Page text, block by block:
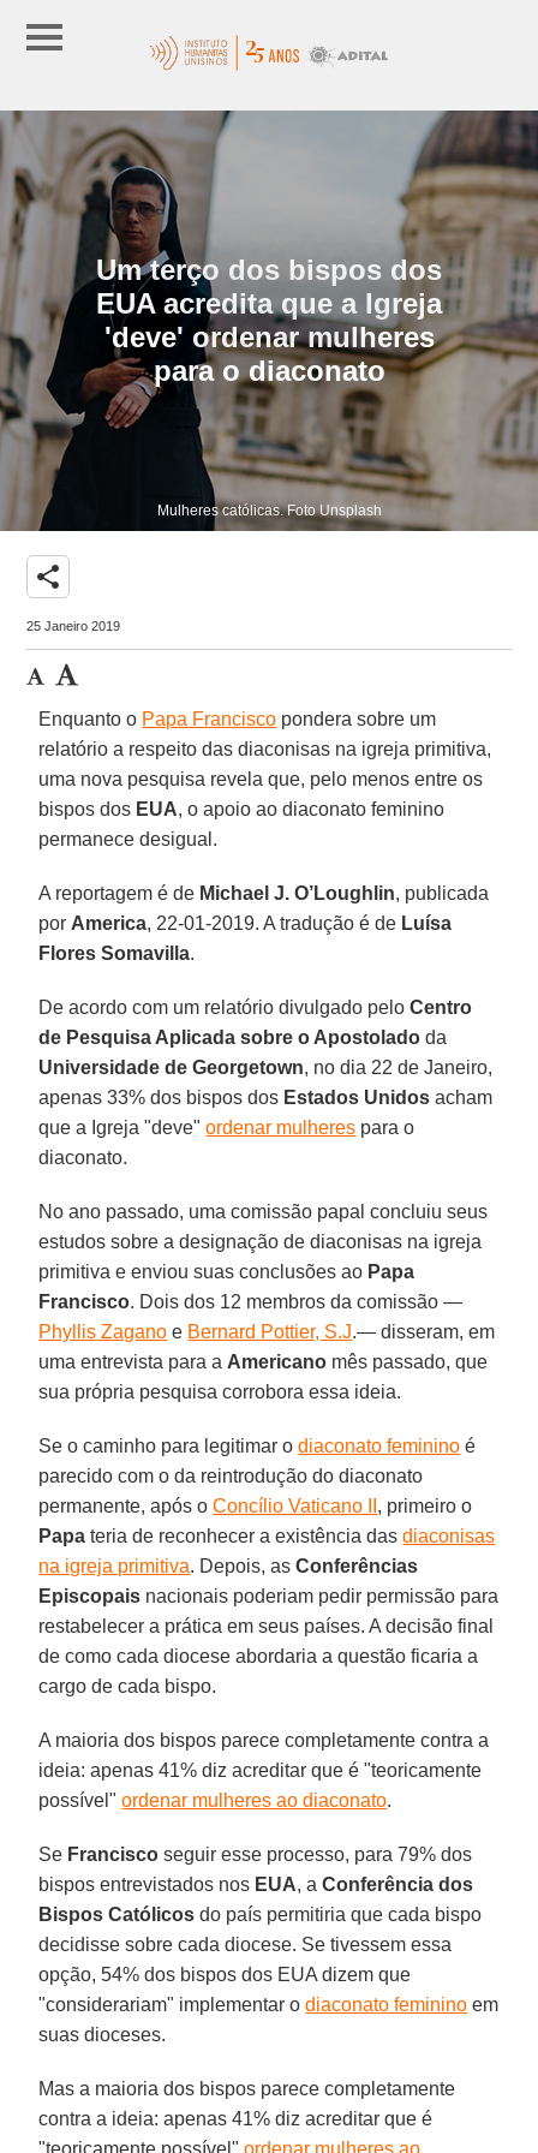
Um terço dos bispos dos
EUA acredita que a Igreja
'deve' ordenar mulheres
para o diaconato
Mulheres católicas. Foto Unsplash
share
25 Janeiro 2019
Enquanto o Papa Francisco pondera sobre um
relatório a respeito das diaconisas na igreja primitiva,
uma nova pesquisa revela que, pelo menos entre os
bispos dos EUA, o apoio ao diaconato feminino
permanece desigual.
A reportagem é de Michael J. O’Loughlin, publicada
por America, 22-01-2019. A tradução é de Luísa
Flores Somavilla.
De acordo com um relatório divulgado peloCentro
de Pesquisa Aplicada sobre o Apostolado da
Universidade de Georgetown, no dia 22 de Janeiro,
apenas 33% dos bispos dos Estados Unidos acham
que a Igreja "deve"ordenar mulheres para o
diaconato.
No ano passado, uma comissão papal concluiu seus
estudos sobre a designação de diaconisas na igreja
primitiva e enviou suas conclusões ao Papa
Francisco. Dois dos 12 membros da comissão —
Phyllis Zagano e Bernard Pottier, S.J.— disseram, em
uma entrevista para a Americano mês passado, que
sua própria pesquisa corrobora essa ideia.
Se o caminho para legitimar odiaconato feminino é
parecido com o da reintrodução do diaconato
permanente, após oConcílio Vaticano II , primeiro o
Papa teria de reconhecer a existência dasdiaconisas
na igreja primitiva. Depois, asConferências
Episcopais nacionais poderiam pedir permissão para
restabelecer a prática em seus países. A decisão final
de como cada diocese abordaria a questão ficaria a
cargo de cada bispo.
A maioria dos bispos parece completamente contra a
ideia: apenas 41% diz acreditar que é "teoricamente
possível"ordenar mulheres ao diaconato.
Se Francisco seguir esse processo, para 79% dos
bispos entrevistados nos EUA, aConferência dos
Bispos Católicos do país permitiria que cada bispo
decidisse sobre cada diocese. Se tivessem essa
opção, 54% dos bispos dos EUA dizem que
"considerariam" implementar odiaconato feminino em
suas dioceses.
Mas a maioria dos bispos parece completamente
contra a ideia: apenas 41% diz acreditar que é
"teoricamente possível"ordenar mulheres ao